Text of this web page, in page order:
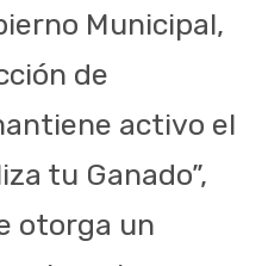
Municipal,
de
activo el
tu Ganado”,
otorga un